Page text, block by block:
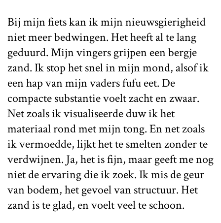
Bij mijn fiets kan ik mijn nieuwsgierigheid
niet meer bedwingen. Het heeft al te lang
geduurd. Mijn vingers grijpen een bergje
zand. Ik stop het snel in mijn mond, alsof ik
een hap van mijn vaders fufu eet. De
compacte substantie voelt zacht en zwaar.
Net zoals ik visualiseerde duw ik het
materiaal rond met mijn tong. En net zoals
ik vermoedde, lijkt het te smelten zonder te
verdwijnen. Ja, het is fijn, maar geeft me nog
niet de ervaring die ik zoek. Ik mis de geur
van bodem, het gevoel van structuur. Het
zand is te glad, en voelt veel te schoon.